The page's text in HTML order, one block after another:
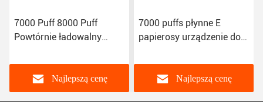
7000 Puff 8000 Puff
Powtórnie ładowalny
Najlepszą cenę
7000 puffs płynne E
papierosy urządzenie do
jednorazowe
wstrzykiwaczeNajlepszą cenę